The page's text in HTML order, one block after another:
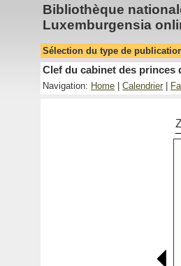
Bibliothèque
Luxemburgensia
Sélection du type de
Clef du cabinet des princes
Navigation: Home Calendrier